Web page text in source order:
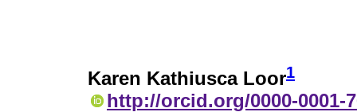
Karen Kathiusca Loor1
http://orcid.org/0000-0001-